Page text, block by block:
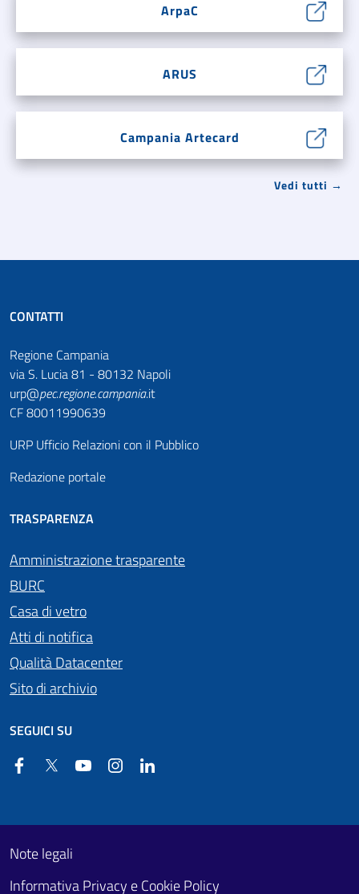
ArpaC
ARUS
Campania Artecard
Vedi tutti →
CONTATTI
Regione Campania
via S. Lucia 81 - 80132 Napoli
urp@pec.regione.campania.it
CF 80011990639
URP Ufficio Relazioni con il Pubblico
Redazione portale
TRASPARENZA
Amministrazione trasparente
BURC
Casa di vetro
Atti di notifica
Qualità Datacenter
Sito di archivio
SEGUICI SU
FacebookTwitter YouTube Instagram
Footer First
Useful links section
Note legali
Informativa Privacy e Cookie Policy